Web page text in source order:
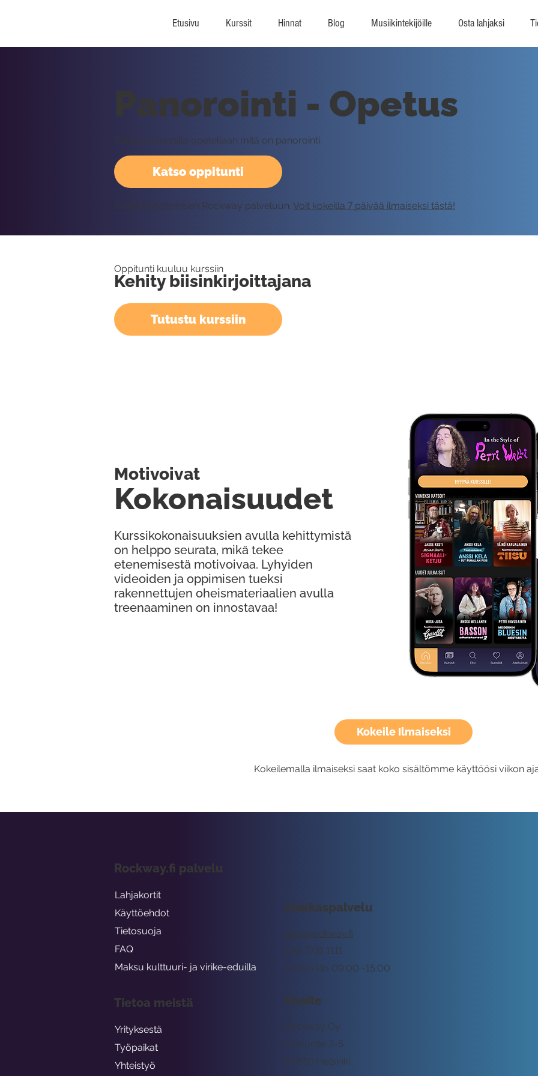
Etusivu Kurssit Hinnat Blog Musiikintekijöille Osta lahjaksi
Kokeile Ilmaiseksi
Kokeilemalla ilmaiseksi saat koko sisältömme käyttöösi viikon
Katso oppitunti
Panorointi - Opetus
Tällä oppitunnilla opetellaan mitä on panorointi.
Vaatii kirjautumisen Rockway palveluun. Voit kokeilla 7 päivää ilmaiseksi tästä!
Oppitunti kuuluu kurssiin
Kehity biisinkirjoittajana
Tutustu kurssiin
Kurssikokonaisuuksien avulla kehittymistä
on helppo seurata, mikä tekee
etenemisestä motivoivaa. Lyhyiden
videoiden ja oppimisen tueksi
rakennettujen oheismateriaalien avulla
treenaaminen on innostavaa!
Kokonaisuudet
Motivoivat
Asiakaspalvelu
tuki@rockway.fi
Arkisin klo 09:00 -15:00
045 7731 1111
Osoite
Rockway Oy
Lemuntie 3-5
00510 Helsinki
Rockway.fi palvelu
Lahjakortit
Käyttöehdot
Tietosuoja
FAQ
Maksu kulttuuri- ja virike-eduilla
Tietoa meistä
Yrityksestä
Työpaikat
Yhteistyö